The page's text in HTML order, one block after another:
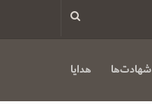
شهادت‌ها هدایا